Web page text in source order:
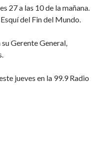
27 a las 10 de la mañana.
del Fin del Mundo.
Gerente General,
jueves en la 99.9 Radio